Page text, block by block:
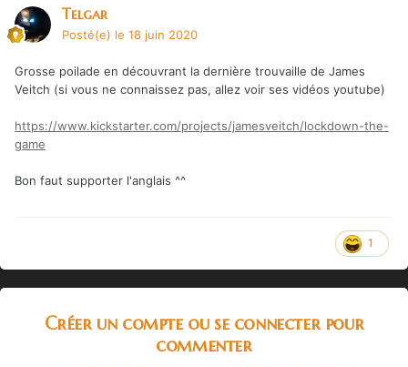
Telgar
Posté(e) le 18 juin 2020
Grosse poilade en découvrant la dernière trouvaille de James
Veitch (si vous ne connaissez pas, allez voir ses vidéos youtube)
https://www.kickstarter.com/projects/jamesveitch/lockdown-the-
game
Bon faut supporter l'anglais ^^
1
Créer un compte ou se connecter pour
commenter